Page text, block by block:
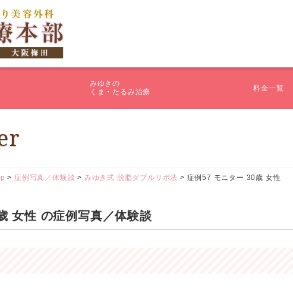
みゆきの
くま・たるみ治療
料金一覧
>症例写真／体験談 > みゆき式 脱脂ダブルリポ法 > 症例57 モニター 30歳 女性
女性 の症例写真／体験談